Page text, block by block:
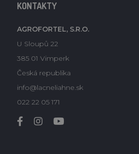
KONTAKTY
AGROFORTEL, S.R.O.
U Sloupů 22
385 01 Vimperk
Česká republika
info@lacneliahne.sk
022 22 05 171